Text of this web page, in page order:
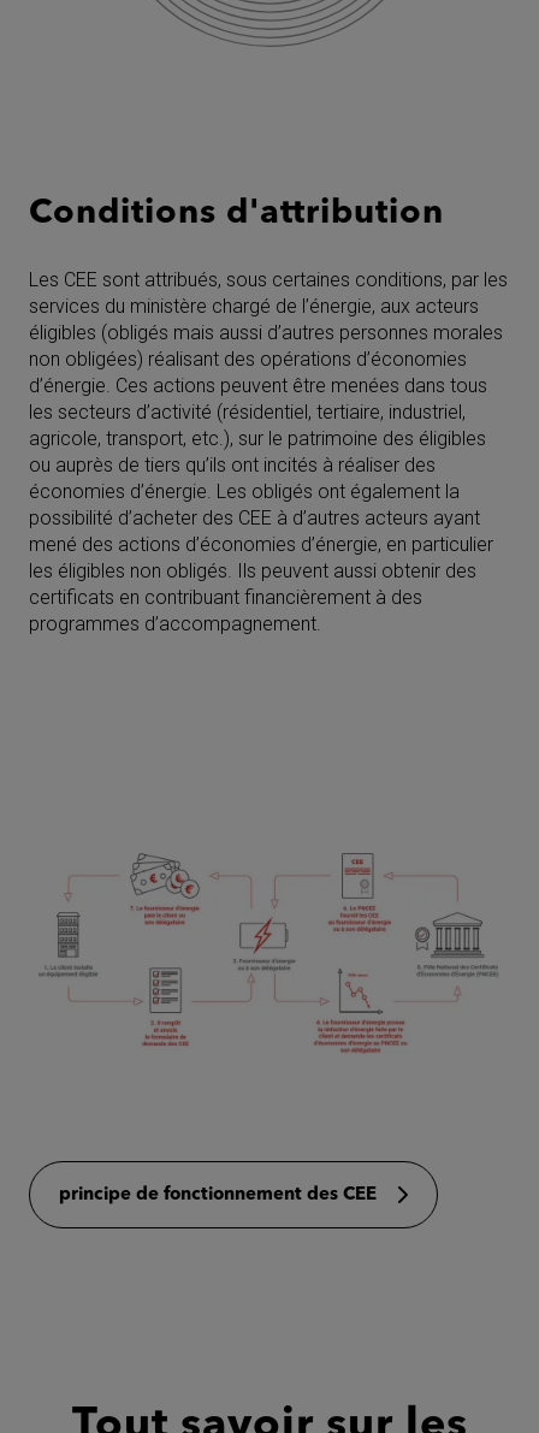
Conditions d'attribution
Les CEE sont attribués, sous certaines conditions, par les
services du ministère chargé de l’énergie, aux acteurs
éligibles (obligés mais aussi d’autres personnes morales
non obligées) réalisant des opérations d’économies
d’énergie. Ces actions peuvent être menées dans tous
les secteurs d’activité (résidentiel, tertiaire, industriel,
agricole, transport, etc.), sur le patrimoine des éligibles
ou auprès de tiers qu’ils ont incités à réaliser des
économies d’énergie. Les obligés ont également la
possibilité d’acheter des CEE à d’autres acteurs ayant
mené des actions d’économies d’énergie, en particulier
les éligibles non obligés. Ils peuvent aussi obtenir des
certificats en contribuant financièrement à des
programmes d’accompagnement.
principe de fonctionnement des CEE